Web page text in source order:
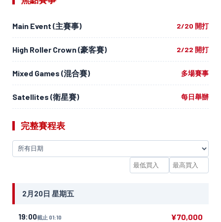
Main Event (主賽事) 2/20 開打
High Roller Crown (豪客賽) 2/22 開打
Mixed Games (混合賽) 多場賽事
Satellites (衛星賽) 每日舉辦
完整賽程表
2月20日 星期五
19:00截止 01:10 ¥70,000